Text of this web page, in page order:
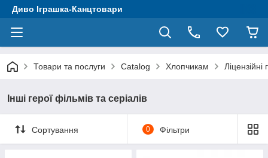
Диво Іграшка-Канцтовари
Товари та послуги Catalog Хлопчикам Ліцензійні
Інші герої фільмів та серіалів
Сортування 0 Фільтри